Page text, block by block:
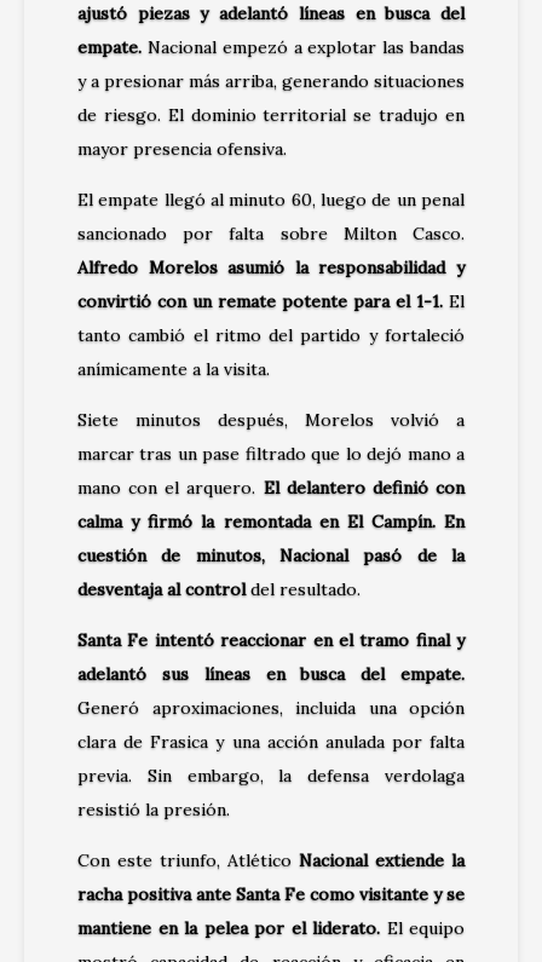
ajustó piezas y adelantó líneas en busca del
empate. Nacional empezó a explotar las bandas
y a presionar más arriba, generando situaciones
de riesgo. El dominio territorial se tradujo en
mayor presencia ofensiva.
El empate llegó al minuto 60, luego de un penal
sancionado por falta sobre Milton Casco.
Alfredo Morelos asumió la responsabilidad y
convirtió con un remate potente para el 1-1. El
tanto cambió el ritmo del partido y fortaleció
anímicamente a la visita.
Siete minutos después, Morelos volvió a
marcar tras un pase filtrado que lo dejó mano a
mano con el arquero. El delantero definió con
calma y firmó la remontada en El Campín. En
cuestión de minutos, Nacional pasó de la
desventaja al controldel resultado.
Santa Fe intentó reaccionar en el tramo final y
adelantó sus líneas en busca del empate.
Generó aproximaciones, incluida una opción
clara de Frasica y una acción anulada por falta
previa. Sin embargo, la defensa verdolaga
resistió la presión.
Con este triunfo, Atlético Nacional extiende la
racha positiva ante Santa Fe como visitante y se
mantiene en la pelea por el liderato. El equipo